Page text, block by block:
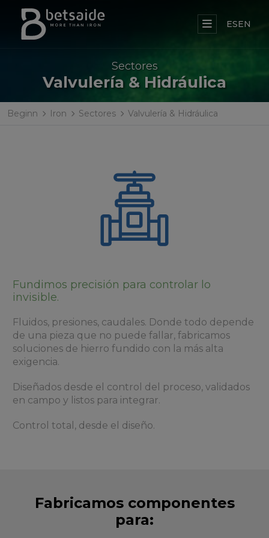
ESEN
Sectores
Valvulería & Hidráulica
Beginn Iron Sectores Valvulería & Hidráulica
Fundimos precisión para controlar lo
invisible.
Fluidos, presiones, caudales. Donde todo depende
de una pieza que no puede fallar, fabricamos
soluciones de hierro fundido con la más alta
exigencia.
Diseñados desde el control del proceso, validados
en campo y listos para integrar.
Control total, desde el diseño.
Fabricamos componentes
para: